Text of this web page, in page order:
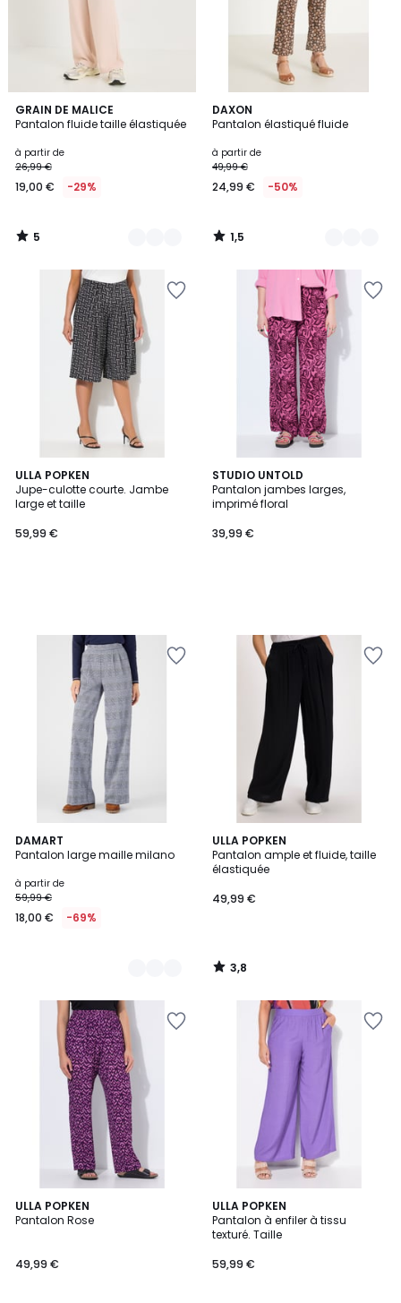
GRAIN DE MALICE
Pantalon fluide taille élastiquée
à partir de
26,99 €
19,00 € -29%
5
/
2
Couleurs
5
/
DAXON
Pantalon élastiqué fluide
à partir de
49,99 €
24,99 € -50%
1,5
/
4
Couleurs
1,5
/
ULLA POPKEN
Jupe-culotte courte. Jambe
large et taille
59,99 €
STUDIO UNTOLD
Pantalon jambes larges,
imprimé floral
39,99 €
DAMART
Pantalon large maille milano
à partir de
59,99 €
18,00 € -69%
2
Couleurs
ULLA POPKEN
Pantalon ample et fluide, taille
élastiquée
49,99 €
3,8
/ 5
3,8
/
ULLA POPKEN
Pantalon Rose
49,99 €
ULLA POPKEN
Pantalon à enfiler à tissu
texturé. Taille
59,99 €
2
Couleurs